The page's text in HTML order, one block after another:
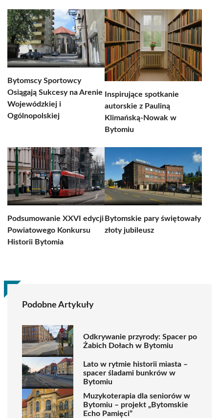
Bytomscy Sportowcy
Osiągają Sukcesy na Arenie
Wojewódzkiej i
Ogólnopolskiej
Inspirujące spotkanie
autorskie z Pauliną
Klimańską-Nowak w
Bytomiu
Podsumowanie XXVI edycji
Powiatowego Konkursu
Historii Bytomia
Bytomskie pary świętowały
złoty jubileusz
Podobne Artykuły
Odkrywanie przyrody: Spacer po
Żabich Dołach w Bytomiu
Lato w rytmie historii miasta –
spacer śladami bunkrów w
Bytomiu
Muzykoterapia dla seniorów w
Bytomiu – projekt „Bytomskie
Echo Pamięci”